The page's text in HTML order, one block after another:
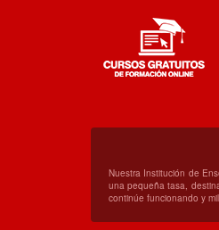
Nuestra Institución de
una pequeña tasa,
continúe funcionando y